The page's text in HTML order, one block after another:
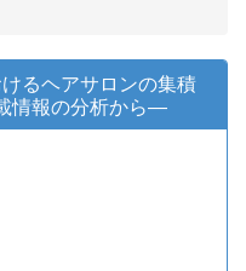
るヘアサロンの集積
情報の分析から―